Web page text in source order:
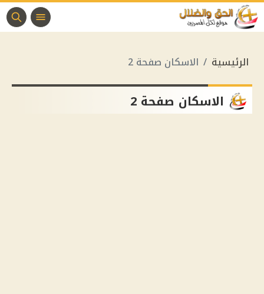
الرئيسية الاسكان صفحة 2
الاسكان صفحة 2